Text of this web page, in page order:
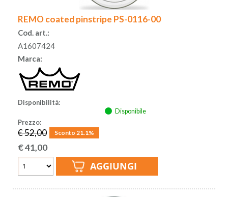
REMO coated pinstripe PS-0116-00
Cod. art.:
A1607424
Marca:
Disponibilità:
Disponibile
Prezzo:
€ 52,00 Sconto 21.1%
€41,00